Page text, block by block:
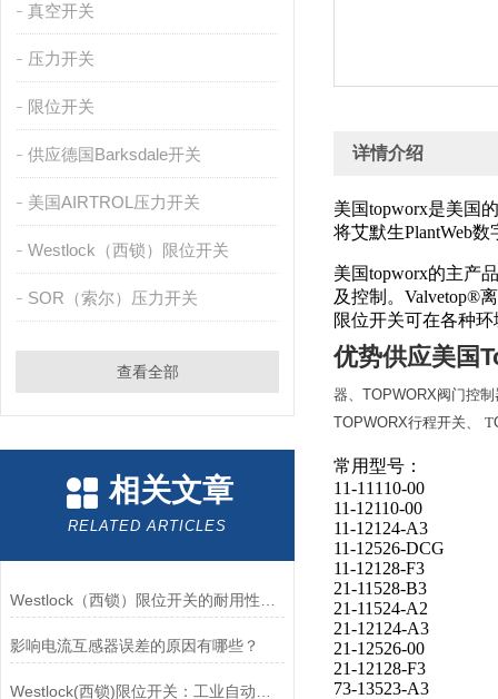
真空开关
压力开关
限位开关
供应德国Barksdale开关
美国AIRTROL压力开关
Westlock（西锁）限位开关
SOR（索尔）压力开关
查看全部
相关文章
RELATED ARTICLES
影响电流互感器误差的原因有哪些？
详情介绍
美国topworx是美国
将艾默生PlantWeb
美国topworx的主产
及控制。 Valvetop®
限位开关可在各种
优势供应美国
器、TOPWORX阀门控
TOPWORX行程开关、 T
常用型号：
11-11110-00
11-12110-00
11-12124-A3
11-12526-DCG
11-12128-F3
21-11528-B3
21-11524-A2
21-12124-A3
21-12526-00
21-12128-F3
73-13523-A3